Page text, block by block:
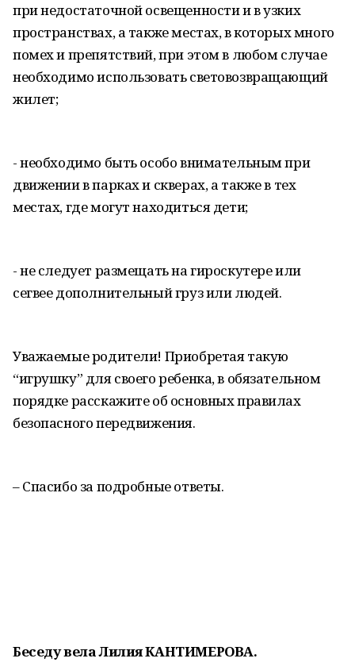
при недостаточной освещенности и в узких
пространствах, а также местах, в которых много
помех и препятствий, при этом в любом случае
необходимо использовать световозвращающий
жилет;
- необходимо быть особо внимательным при
движении в парках и скверах, а также в тех
местах, где могут находиться дети;
- не следует размещать на гироскутере или
сегвее дополнительный груз или людей.
Уважаемые родители! Приобретая такую
“игрушку” для своего ребенка, в обязательном
порядке расскажите об основных правилах
безопасного передвижения.
– Спасибо за подробные ответы.
Беседу вела Лилия КАНТИМЕРОВА.